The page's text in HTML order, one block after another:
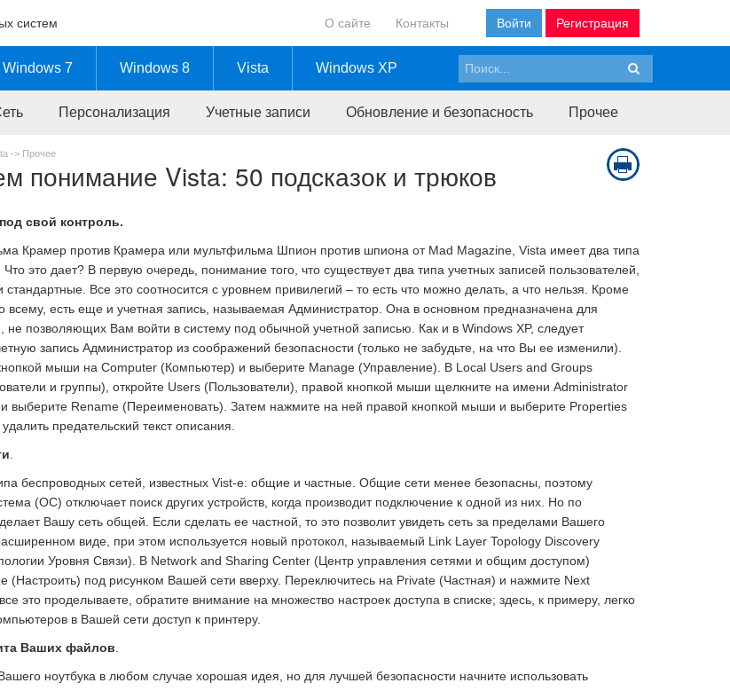
систем Войти Регистрация
О сайте Контакты
Windows 7 Windows 8 Vista Windows XP
Персонализация Учетные записи Обновление и безопасность Прочее
-> Прочее
понимание Vista: 50 подсказок и трюков
свой контроль.
Крамер против Крамера или мультфильма Шпион против шпиона от Mad Magazine, Vista имеет два типа
это дает? В первую очередь, понимание того, что существует два типа учетных записей пользователей,
Все это соотносится с уровнем привилегий – то есть что можно делать, а что нельзя. Кроме
всему, есть еще и учетная запись, называемая Администратор. Она в основном предназначена для
позволяющих Вам войти в систему под обычной учетной записью. Как и в Windows XP, следует
запись Администратор из соображений безопасности (только не забудьте, на что Вы ее изменили).
мыши на Computer (Компьютер) и выберите Manage (Управление). В Local Users and Groups
и группы), откройте Users (Пользователи), правой кнопкой мыши щелкните на имени Administrator
выберите Rename (Переименовать). Затем нажмите на ней правой кнопкой мыши и выберите Properties
предательский текст описания.
беспроводных сетей, известных Vist-е: общие и частные. Общие сети менее безопасны, поэтому
(ОС) отключает поиск других устройств, когда производит подключение к одной из них. Но по
Вашу сеть общей. Если сделать ее частной, то это позволит увидеть сеть за пределами Вашего
виде, при этом используется новый протокол, называемый Link Layer Topology Discovery
Уровня Связи). В Network and Sharing Center (Центр управления сетями и общим доступом)
(Настроить) под рисунком Вашей сети вверху. Переключитесь на Private (Частная) и нажмите Next
это проделываете, обратите внимание на множество настроек доступа в списке; здесь, к примеру, легко
в Вашей сети доступ к принтеру.
Ваших файлов
ноутбука в любом случае хорошая идея, но для лучшей безопасности начните использовать